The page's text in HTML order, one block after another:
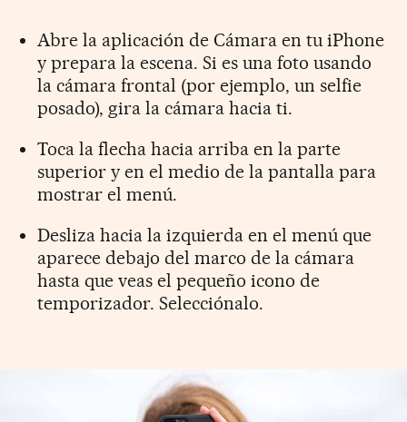
Abre la aplicación de Cámara en tu iPhone
y prepara la escena. Si es una foto usando
la cámara frontal (por ejemplo, un selfie
posado), gira la cámara hacia ti.
Toca la flecha hacia arriba en la parte
superior y en el medio de la pantalla para
mostrar el menú.
Desliza hacia la izquierda en el menú que
aparece debajo del marco de la cámara
hasta que veas el pequeño icono de
temporizador. Selecciónalo.